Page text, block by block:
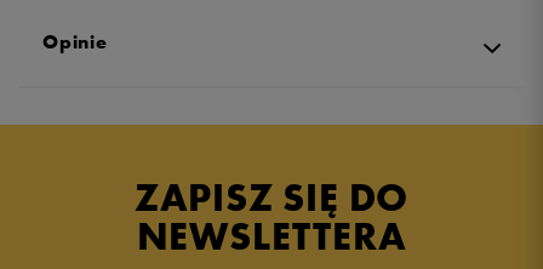
Opinie
ZAPISZ SIĘ DO
NEWSLETTERA